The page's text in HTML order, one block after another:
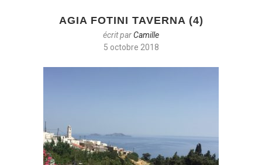
AGIA FOTINI TAVERNA (4)
écrit parCamille
5 octobre 2018